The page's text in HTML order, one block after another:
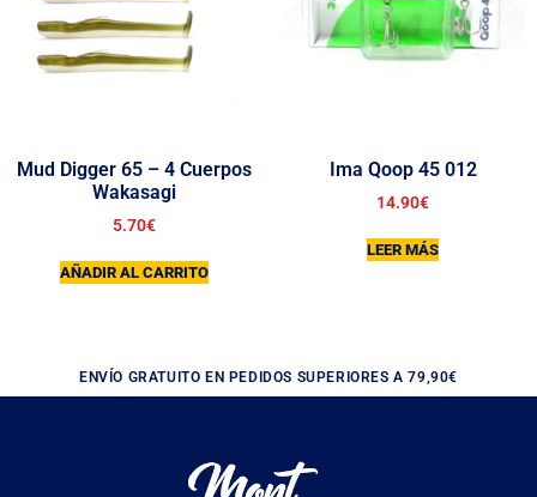
Mud Digger 65 – 4 Cuerpos
Wakasagi
5.70€
AÑADIR AL CARRITO
Ima Qoop 45 012
14.90€
LEER MÁS
ENVÍO GRATUITO EN PEDIDOS SUPERIORES A 79,90€